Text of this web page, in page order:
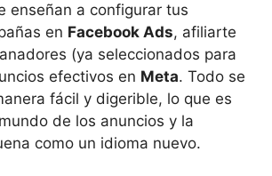
enseñan a configurar tus
en Facebook Ads, afiliarte
(ya seleccionados para
efectivos en Meta. Todo se
fácil y digerible, lo que es
de los anuncios y la
como un idioma nuevo.